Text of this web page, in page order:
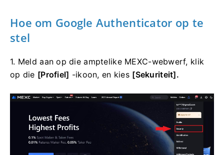
Hoe om Google Authenticator op te
stel
1. Meld aan op die amptelike MEXC-webwerf, klik
op die [Profiel] -ikoon, en kies [Sekuriteit].